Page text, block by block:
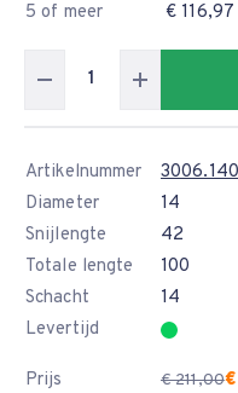
5 of meer
€ 116,97
Artikelnummer
Diameter
14
Snijlengte
42
Totale lengte
100
Schacht
14
Levertijd
Prijs € 211,00